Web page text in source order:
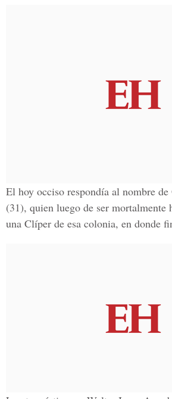
El hoy occiso respondía al nombre
(31), quien luego de ser mortalmente
una Clíper de esa colonia, en donde